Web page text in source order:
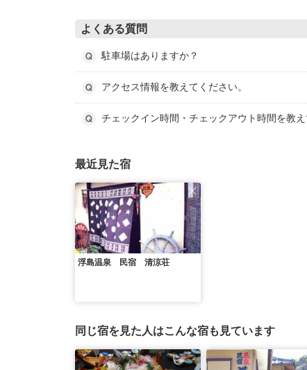
よくある質問
駐車場はありますか？
アクセス情報を教えてください。
チェックイン時間・チェックアウト時間を教え
最近見た宿
浮島温泉 民宿 清涼荘
同じ宿を見た人はこんな宿も見ています